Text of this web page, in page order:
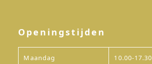
Openingstijden
Maandag 10.00-17.30